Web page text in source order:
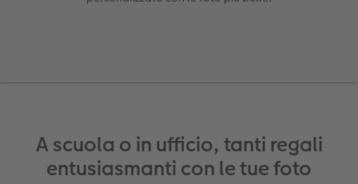
Foto adesivi
Plexiglas
Foto su legno
Cover
Cartoline spedizione diretta
A scuola o in ufficio, tanti regali
entusiasmanti con le tue foto